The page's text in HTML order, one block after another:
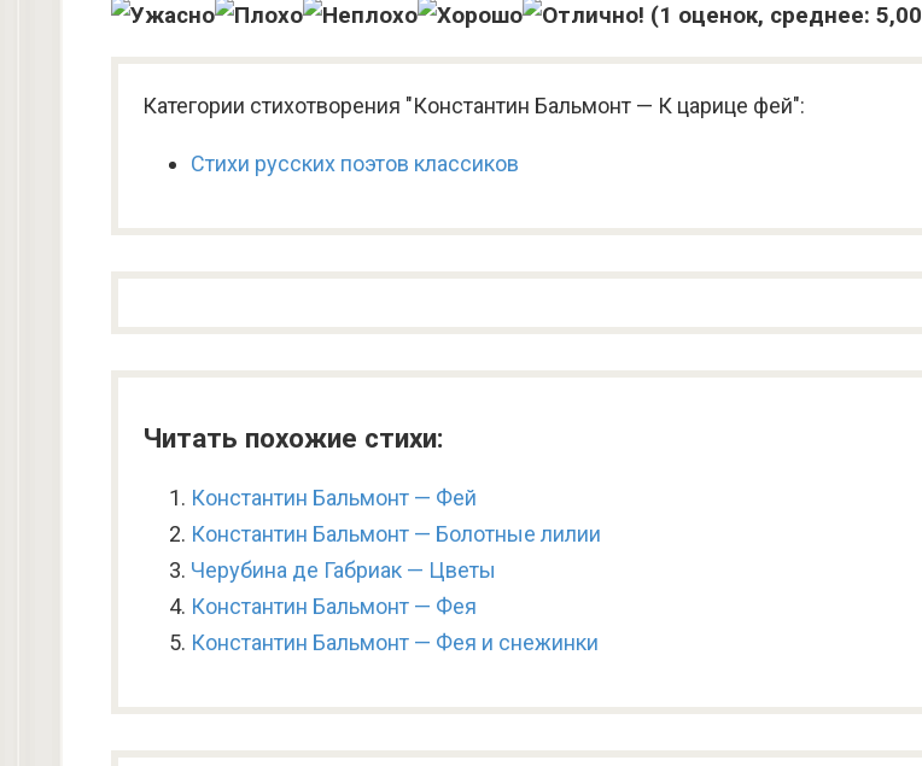
(1 оценок, среднее: 5,00
Категории стихотворения "Константин Бальмонт — К царице фей":
Стихи русских поэтов классиков
Читать похожие стихи:
Константин Бальмонт — Фей
Константин Бальмонт — Болотные лилии
Черубина де Габриак — Цветы
Константин Бальмонт — Фея
Константин Бальмонт — Фея и снежинки